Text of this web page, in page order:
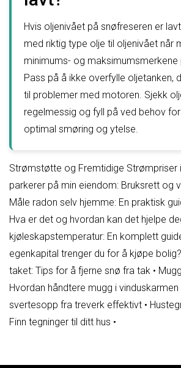
Hvis oljenivået på snøfreseren er
med riktig type olje til oljenivået når
minimums- og maksimumsmerkene
Pass på å ikke overfylle oljetanken,
til problemer med motoren. Sjekk
regelmessig og fyll på ved behov
optimal smøring og ytelse.
Strømstøtte og Fremtidige Strømpriser
parkerer på min eiendom: Bruksrett og
Måle radon selv hjemme: En praktisk
Hva er det og hvordan kan det hjelpe
kjøleskapstemperatur: En komplett
egenkapital trenger du for å kjøpe bolig?
taket: Tips for å fjerne snø fra tak •
Hvordan håndtere mugg i vinduskarmen
svertesopp fra treverk effektivt •
Finn tegninger til ditt hus •